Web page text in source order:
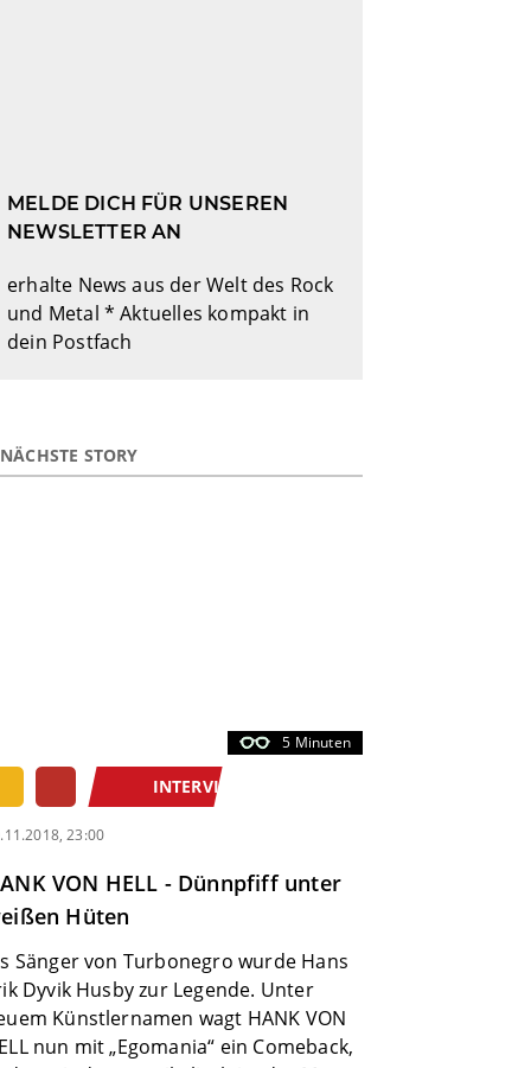
MELDE DICH FÜR UNSEREN
NEWSLETTER AN
erhalte News aus der Welt des Rock
und Metal * Aktuelles kompakt in
dein Postfach
NÄCHSTE STORY
5 Minuten
INTERVIEW
23:00
VON HELL - Dünnpfiff unter
Hüten
Sänger von Turbonegro wurde Hans
Dyvik Husby zur Legende. Unter
Künstlernamen wagt HANK VON
nun mit „Egomania“ ein Comeback,